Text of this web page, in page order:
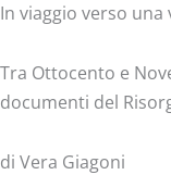
In viaggio verso una
Tra Ottocento e
documenti del
di Vera Giagoni